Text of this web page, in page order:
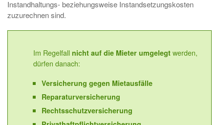
Instandhaltungs- beziehungsweise Instandsetzungskosten
zuzurechnen sind.
Im Regelfall nicht auf die Mieter umgelegt werden,
dürfen danach:
Versicherung gegen Mietausfälle
Reparaturversicherung
Rechtsschutzversicherung